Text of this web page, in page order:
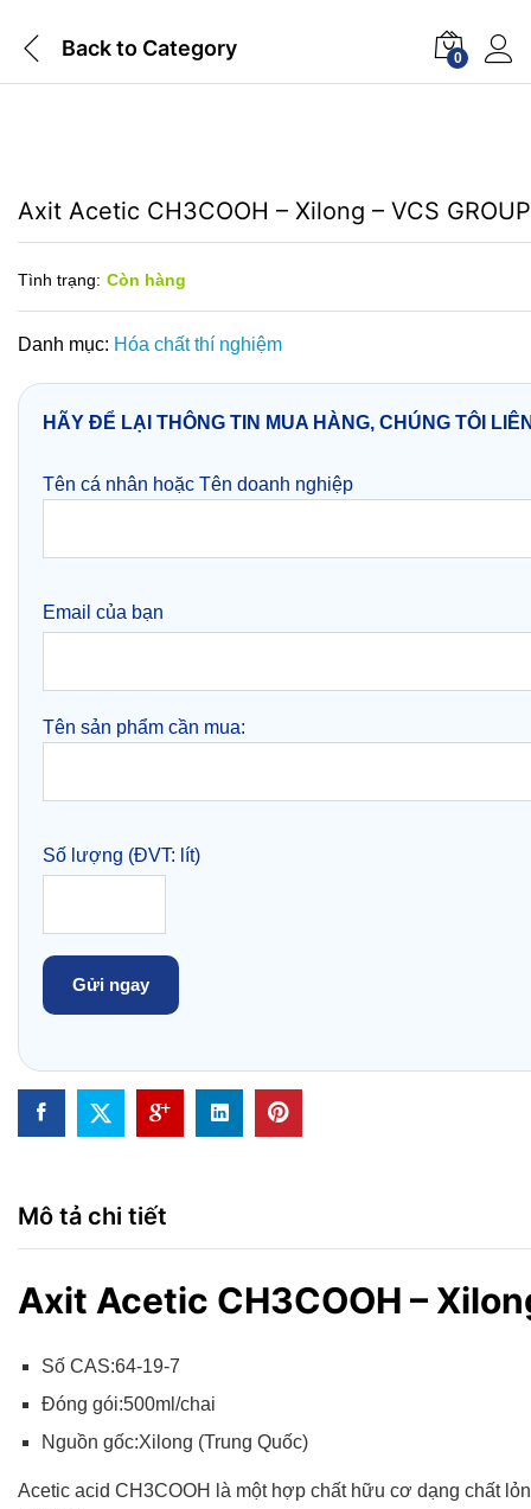
Back to Category 0
Axit Acetic CH3COOH – Xilong – VCS GROUP
Tình trạng: Còn hàng
Danh mục: Hóa chất thí nghiệm
HÃY ĐỂ LẠI THÔNG TIN MUA HÀNG, CHÚNG TÔI
Tên cá nhân hoặc Tên doanh nghiệp
Email của bạn
Tên sản phẩm cần mua:
Số lượng (ĐVT: lít)
Mô tả chi tiết
Axit Acetic CH3COOH –
Số CAS:64-19-7
Đóng gói:500ml/chai
Nguồn gốc:Xilong (Trung Quốc)
Acetic acid CH3COOH là một hợp chất hữu cơ dạng chất